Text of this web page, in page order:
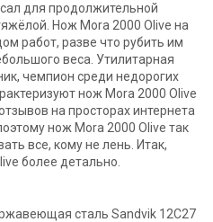
для продолжительной
Нож Mora 2000 Olive на
работ, разве что рубить им
веса. Утилитарная
чемпион среди недорогих
нож Mora 2000 Olive
на просторах интернета
нож Mora 2000 Olive так
все, кому не лень. Итак,
более детально.
сталь Sandvik 12C27